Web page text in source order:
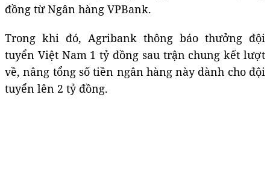
đồng từ Ngân hàng VPBank.
Trong khi đó, Agribank thông báo thưởng đội
tuyển Việt Nam 1 tỷ đồng sau trận chung kết lượt
về, nâng tổng số tiền ngân hàng này dành cho đội
tuyển lên 2 tỷ đồng.